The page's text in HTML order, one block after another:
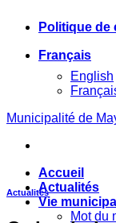
content
Politique de
Français
English
Municipalité de
Accueil
Actualités
Vie
Mot du
Actualités